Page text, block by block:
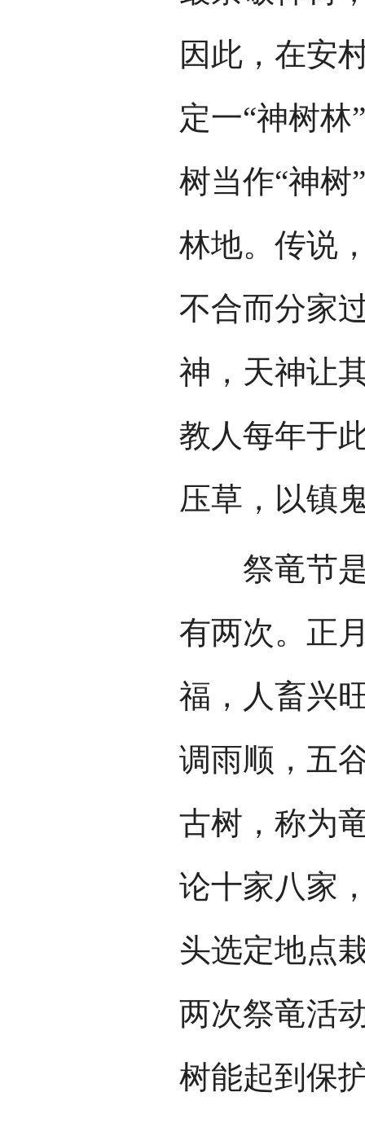
因此，在安
定一“神树
树当作“神树
林地。传说
不合而分家
神，天神让
教人每年于
压草，以镇
祭竜节是
有两次。正
福，人畜兴
调雨顺，五
古树，称为
论十家八家
头选定地点
两次祭竜活
树能起到保